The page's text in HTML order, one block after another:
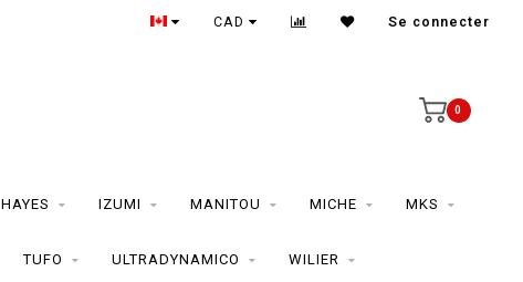
CAD Se connecter
0
HAYES IZUMI MANITOU MICHE MKS
TUFO ULTRADYNAMICO WILIER